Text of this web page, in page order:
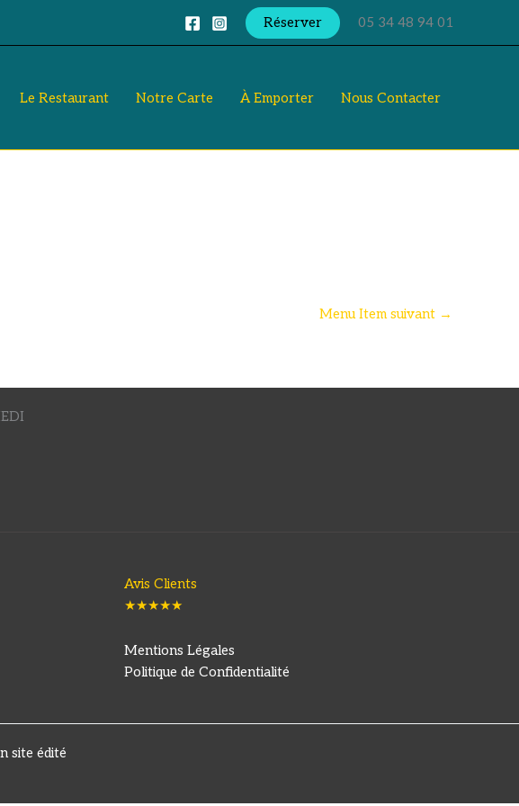
Réserver 05 34 48 94 01
Le Restaurant Notre Carte À Emporter Nous Contacter
Menu Item suivant →
Avis Clients
★★★★★
Mentions Légales
Politique de Confidentialité
site édité